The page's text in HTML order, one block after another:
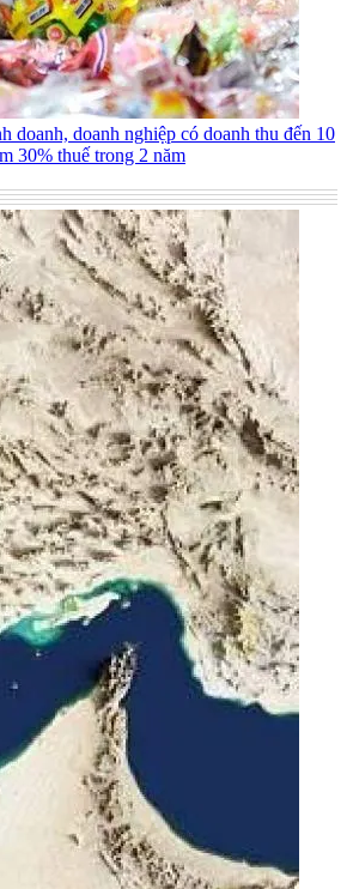
doanh, doanh nghiệp có doanh thu đến 10
30% thuế trong 2 năm